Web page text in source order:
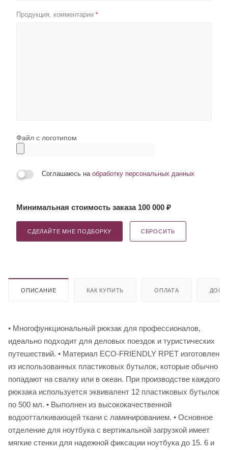
Продукция, комментарии *
Файл с логотипом
Соглашаюсь на обработку персональных данных
Минимальная стоимость заказа 100 000 ₽
СДЕЛАЙТЕ МНЕ ПОДБОРКУ СБРОСИТЬ
ОПИСАНИЕ КАК КУПИТЬ ОПЛАТА
• Многофункциональный рюкзак для профессионалов,
идеально подходит для деловых поездок и туристических
путешествий. • Материал ECO-FRIENDLY RPET изготовлен
из использованных пластиковых бутылок, которые обычно
попадают на свалку или в океан. При производстве каждого
рюкзака используется эквивалент 12 пластиковых бутылок
по 500 мл. • Выполнен из высококачественной
водоотталкивающей ткани с ламинированием. • Основное
отделение для ноутбука с вертикальной загрузкой имеет
мягкие стенки для надежной фиксации ноутбука до 15. 6 и